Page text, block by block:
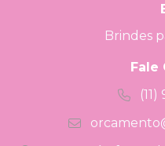
Brindes
Fale